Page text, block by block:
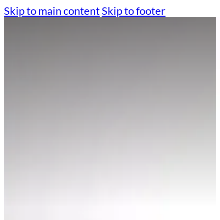
Skip to main contentSkip to footer